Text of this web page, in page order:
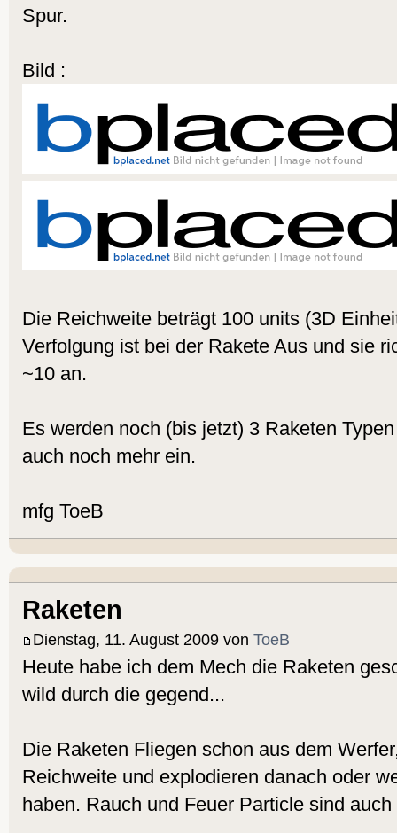
Spur.
Bild :
Die Reichweite beträgt 100 units (3D
Verfolgung ist bei der Rakete Aus und sie
~10 an.
Es werden noch (bis jetzt) 3 Raketen
auch noch mehr ein.
mfg ToeB
Raketen
Dienstag, 11. August 2009 von ToeB
Heute habe ich dem Mech die Raketen
wild durch die gegend...
Die Raketen Fliegen schon aus dem
Reichweite und explodieren danach oder
haben. Rauch und Feuer Particle sind